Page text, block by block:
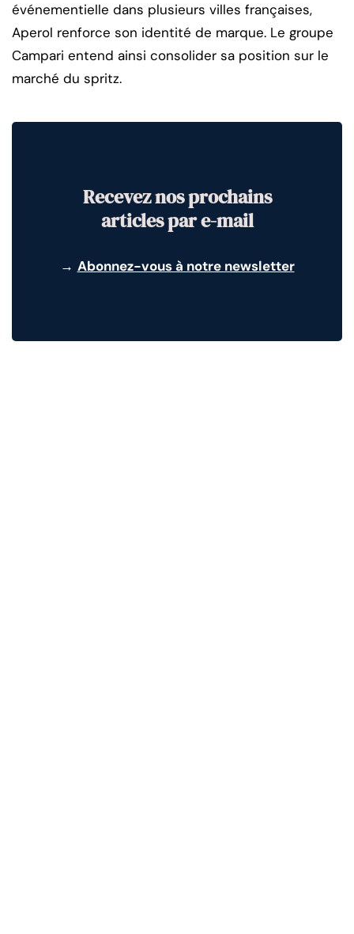
événementielle dans plusieurs villes françaises,
Aperol renforce son identité de marque. Le groupe
Campari entend ainsi consolider sa position sur le
marché du spritz.
Recevez nos prochains
articles par e-mail
→ Abonnez-vous à notre newsletter